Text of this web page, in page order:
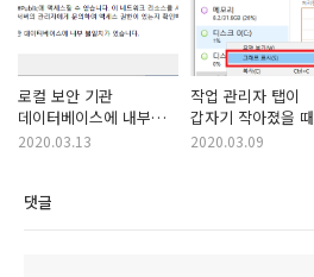
로컬 보안 기관
데이터베이스에 내부
불일치가 있습니다.
2020.03.13
작업 관리자 탭이
갑자기 작아졌을 때
해결방법
2020.03.09
댓글